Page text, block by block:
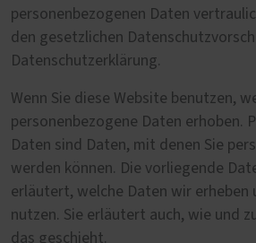
personenbezogenen Daten
den gesetzlichen
Datenschutzerklärung.
Wenn Sie diese Website benutzen,
personenbezogene Daten erhoben.
Daten sind Daten, mit denen Sie
werden können. Die vorliegende
erläutert, welche Daten wir erheben
nutzen. Sie erläutert auch, wie und
das geschieht.